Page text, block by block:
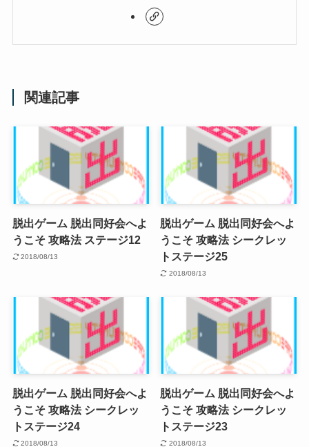
関連記事
脱出ゲーム 脱出同好会へよ
うこそ 攻略法 ステージ12
2018/08/13
脱出ゲーム 脱出同好会へよ
うこそ 攻略法 シークレッ
トステージ25
2018/08/13
脱出ゲーム 脱出同好会へよ
うこそ 攻略法 シークレッ
トステージ24
2018/08/13
脱出ゲーム 脱出同好会へよ
うこそ 攻略法 シークレッ
トステージ23
2018/08/13